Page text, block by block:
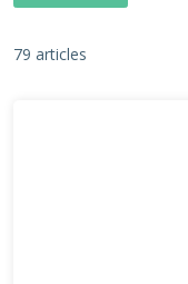
79 articles